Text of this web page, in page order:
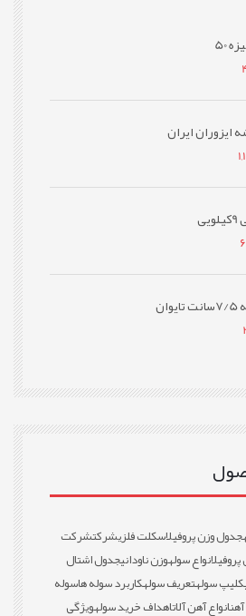
50
ایران
جدول وزن پروفیلاسکلت فلزیشرکتشرکت
انواع سولهوزن ناودانیجدول اشتال
کلیپ سولهتعریف سولهکاربرد سوله هاسوله
انواع آهن آلاتاهداف خرید سولهویژگی